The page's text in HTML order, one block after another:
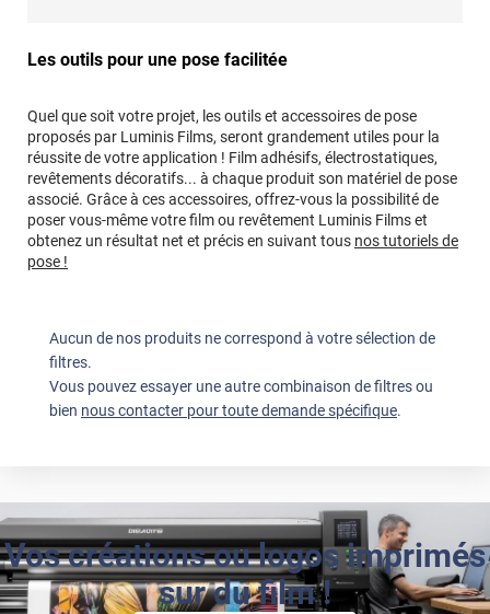
Les outils pour une pose facilitée
Quel que soit votre projet, les outils et accessoires de pose
proposés par Luminis Films, seront grandement utiles pour la
réussite de votre application ! Film adhésifs, électrostatiques,
revêtements décoratifs... à chaque produit son matériel de pose
associé. Grâce à ces accessoires, offrez-vous la possibilité de
poser vous-même votre film ou revêtement Luminis Films et
obtenez un résultat net et précis en suivant tous nos tutoriels de
pose !
Aucun de nos produits ne correspond à votre sélection de
filtres.
Vous pouvez essayer une autre combinaison de filtres ou
bien nous contacter pour toute demande spécifique.
Vos créations ou logos imprimés
sur du film !